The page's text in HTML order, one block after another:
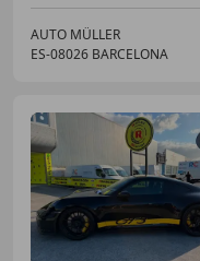
AUTO MÜLLER
ES-08026 BARCELONA